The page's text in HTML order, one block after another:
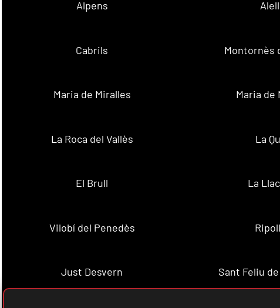
Alpens
Cabrils Montornès
Maria de Miralles Maria de
La Roca del Vallès La
El Brull La
Vilobí del Penedès
Just Desvern Sant Feliu